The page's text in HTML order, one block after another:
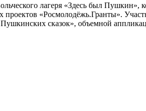
лагеря «Здесь был Пушкин»,
проектов «Росмолодёжь.Гранты».
сказок», объемной